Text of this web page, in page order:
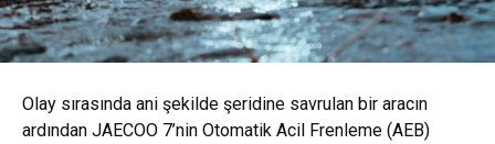
Olay sırasında ani şekilde şeridine savrulan bir aracın
ardından JAECOO 7’nin Otomatik Acil Frenleme (AEB)